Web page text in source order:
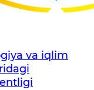
va iqlim